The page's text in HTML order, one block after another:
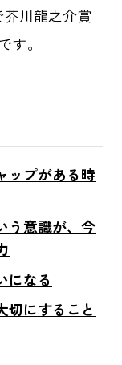
芥川龍之介賞
す。
ップがある時
う意識が、今
になる
切にすること